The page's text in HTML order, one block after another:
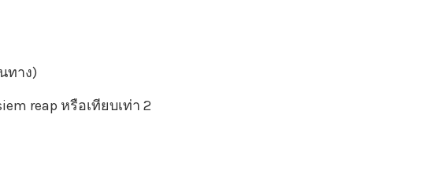
ทาง)
reap หรือเทียบเท่า 2